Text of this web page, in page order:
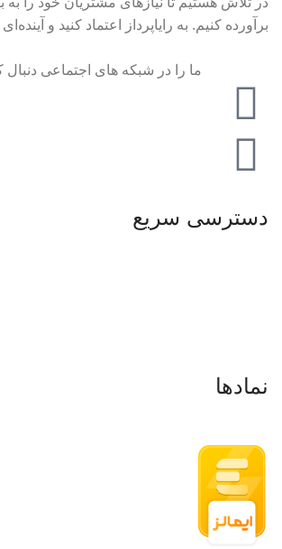
برآورده کنیم. به رایاپرداز اعتماد کنید و
ما را در شبکه های اجتماعی دنبال
دسترسی سریع
نمادها